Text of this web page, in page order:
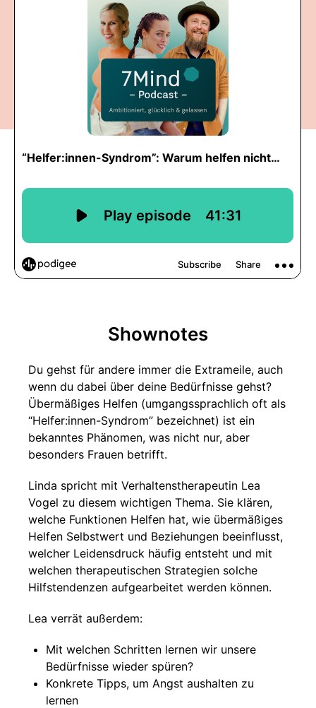
Shownotes
Du gehst für andere immer die Extrameile, auch
wenn du dabei über deine Bedürfnisse gehst?
Übermäßiges Helfen (umgangssprachlich oft als
“Helfer:innen-Syndrom” bezeichnet) ist ein
bekanntes Phänomen, was nicht nur, aber
besonders Frauen betrifft.
Linda spricht mit Verhaltenstherapeutin Lea
Vogel zu diesem wichtigen Thema. Sie klären,
welche Funktionen Helfen hat, wie übermäßiges
Helfen Selbstwert und Beziehungen beeinflusst,
welcher Leidensdruck häufig entsteht und mit
welchen therapeutischen Strategien solche
Hilfstendenzen aufgearbeitet werden können.
Lea verrät außerdem:
Mit welchen Schritten lernen wir unsere
Bedürfnisse wieder spüren?
Konkrete Tipps, um Angst aushalten zu
lernen